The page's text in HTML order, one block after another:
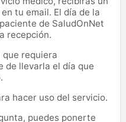
tu email. El día de la
de SaludOnNet
recepción.
que requiera
de llevarla el día que
hacer uso del servicio.
puedes ponerte